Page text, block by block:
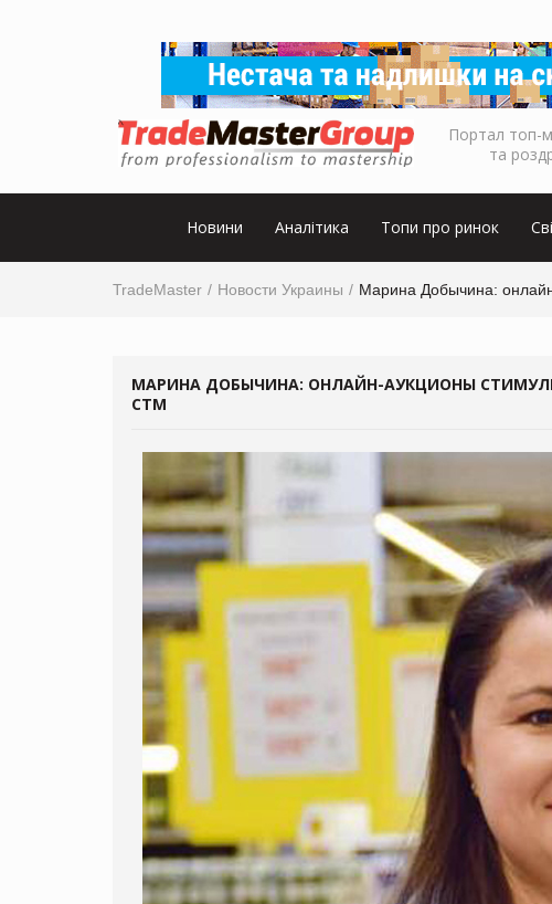
Портал топ-
та
Новини Аналітика Топи про ринок
TradeMaster Новости Украины Марина Добычина:
МАРИНА ДОБЫЧИНА: ОНЛАЙН-АУКЦИОНЫ
СТМ